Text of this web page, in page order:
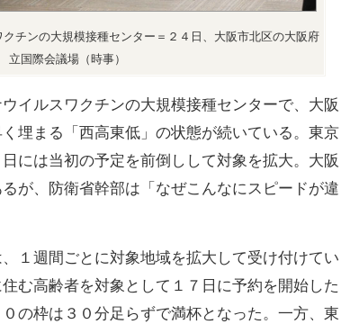
チンの大規模接種センター＝２４日、大阪市北区の大阪府
立国際会議場（時事）
イルスワクチンの大規模接種センターで、大阪
埋まる「西高東低」の状態が続いている。東京
には当初の予定を前倒しして対象を拡大。大阪
が、防衛省幹部は「なぜこんなにスピードが違
１週間ごとに対象地域を拡大して受け付けてい
む高齢者を対象として１７日に予約を開始した
の枠は３０分足らずで満杯となった。一方、東